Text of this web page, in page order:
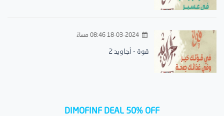
18-03-2024 08:46 مساءً
قوة - أجاويد 2
DIMOFINF DEAL 50% OFF